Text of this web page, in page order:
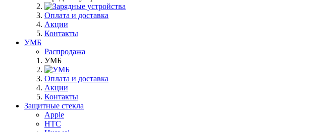
Оплата и доставка
Акции
Контакты
УМБ
Распродажа
УМБ
Оплата и доставка
Акции
Контакты
Защитные стекла
Apple
HTC